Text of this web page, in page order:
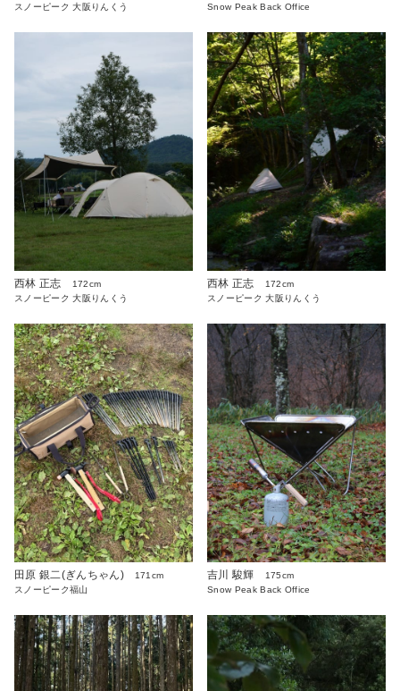
スノーピーク 大阪りんくう
Snow Peak Back Office
西林 正志
172cm
スノーピーク 大阪りんくう
西林 正志
172cm
スノーピーク 大阪りんくう
田原 銀二(ぎんちゃん)
171cm
スノーピーク福山
吉川 駿輝
175cm
Snow Peak Back Office